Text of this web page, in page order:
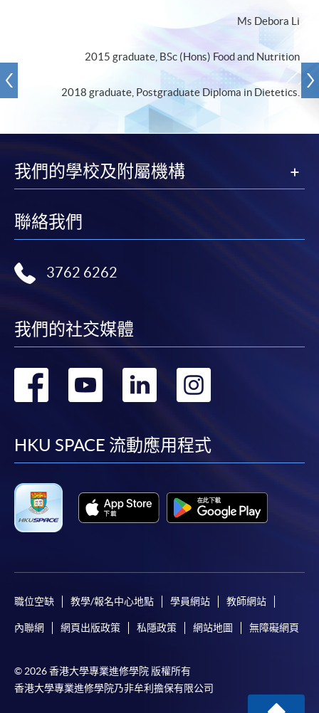
Ms Debora Li
2015 graduate, BSc (Hons) Food and Nutrition
2018 graduate, Postgraduate Diploma in Dietetics.
我們的學校及附屬機構
聯絡我們
3762 6262
我們的社交媒體
轉
facebook
轉
youtube
轉
linkedin
HKU SPACE 流動應用程式
職位空缺 教學/報名中心地點 學員網站 教師網站
內聯網 網頁出版政策 私隱政策 網站地圖 無障礙網頁
© 2026 香港大學專業進修學院 版權所有
香港大學專業進修學院乃非牟利擔保有限公司